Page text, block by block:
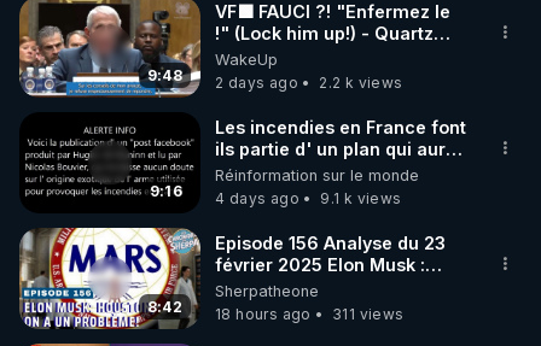
9:48
VF🟩 FAUCI ?! "Enfermez le
!" (Lock him up!) - Quartz
Traduction
WakeUp
2 days ago
2.2 k views
9:16
Les incendies en France font
ils partie d' un plan qui aurait
débuté le 11 septembre 2001
?
Réinformation sur le monde
4 days ago
9.1 k views
8:42
Episode 156 Analyse du 23
février 2025 Elon Musk :
Houston , on a un problème !
Sherpatheone
18 hours ago
311 views